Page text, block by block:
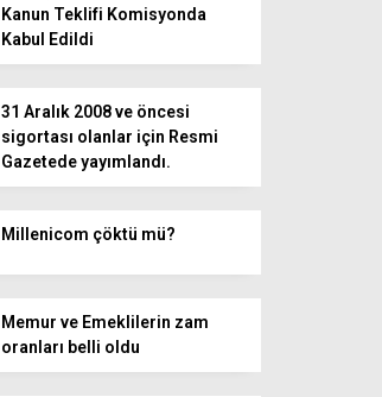
Kanun Teklifi Komisyonda
Kabul Edildi
31 Aralık 2008 ve öncesi
sigortası olanlar için Resmi
Gazetede yayımlandı.
Millenicom çöktü mü?
Memur ve Emeklilerin zam
oranları belli oldu